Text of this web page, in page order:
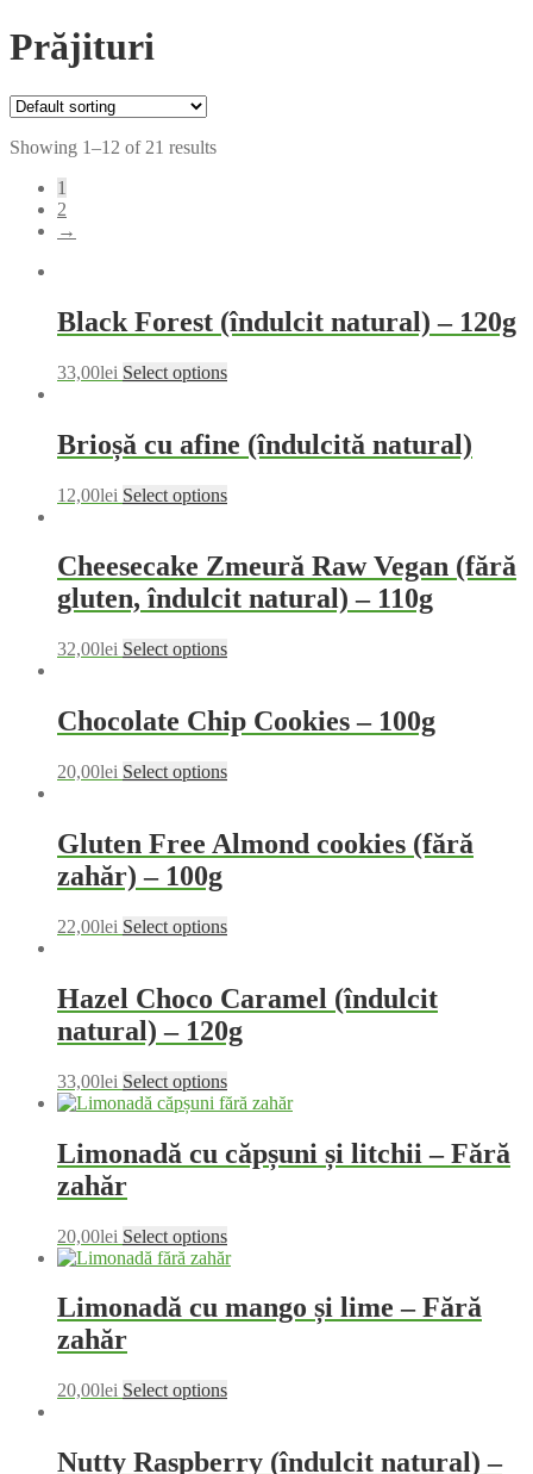
Prăjituri
Showing 1–12 of 21 results
1
2
→
Black Forest (îndulcit natural) – 120g
33,00lei Select options
Brioșă cu afine (îndulcită natural)
12,00lei Select options
Cheesecake Zmeură Raw Vegan (fără
gluten, îndulcit natural) – 110g
32,00lei Select options
Chocolate Chip Cookies – 100g
20,00lei Select options
Gluten Free Almond cookies (fără
zahăr) – 100g
22,00lei Select options
Hazel Choco Caramel (îndulcit
natural) – 120g
33,00lei Select options
Limonadă cu căpșuni și litchii – Fără
zahăr
20,00lei Select options
Limonadă cu mango și lime – Fără
zahăr
20,00lei Select options
Nutty Raspberry (îndulcit natural) –